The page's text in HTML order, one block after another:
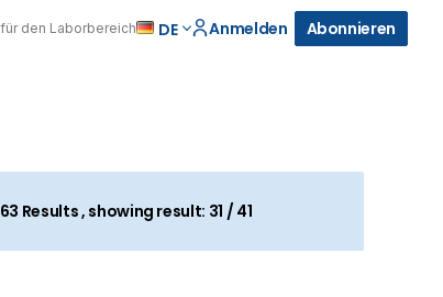
den Laborbereich DE Anmelden Abonnieren
Results , showing result: 31 / 41